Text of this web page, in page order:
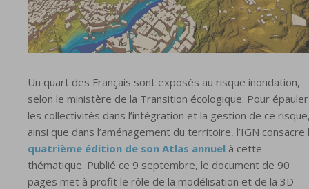
Un quart des Français sont exposés au risque inondation,
selon le ministère de la Transition écologique. Pour épauler
les collectivités dans l’intégration et la gestion de ce
ainsi que dans l’aménagement du territoire, l’IGN consacre
quatrième édition de son Atlas annuel à cette
thématique. Publié ce 9 septembre, le document de 90
pages met à profit le rôle de la modélisation et de la 3D